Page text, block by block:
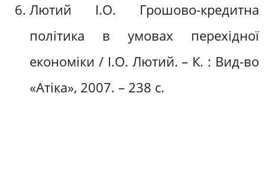
Лютий І.О. Грошово-кредитна
політика в умовах перехідної
економіки / І.О. Лютий. – К. : Вид-во
«Атіка», 2007. – 238 с.